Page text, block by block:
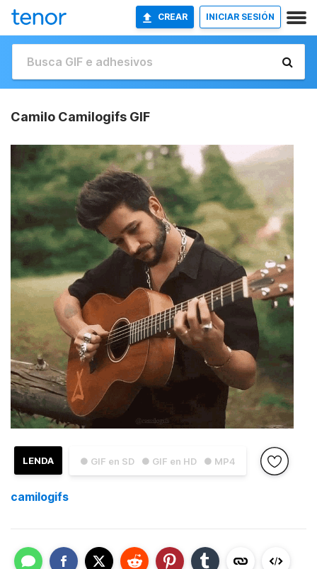
CREAR INICIAR SESIÓN
Camilo Camilogifs GIF
● GIF en SD ● GIF en HD ● MP4
LENDA
camilogifs